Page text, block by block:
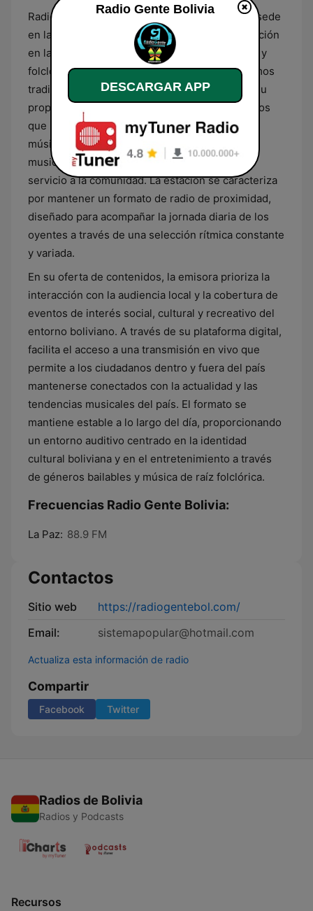
Radio Gente Bolivia es una emisora radial con sede
en la ciudad de La Paz que centra su programación
en la difusión de géneros musicales populares y
folclóricos, con un énfasis particular en los ritmos
tradicionales de la región andina y de Bolivia. Su
propuesta sonora integra una variedad de estilos
que incluyen la cumbia, el folclore nacional y
música tropical, alternando estos espacios
musicales con segmentos informativos y de
servicio a la comunidad. La estación se caracteriza
por mantener un formato de radio de proximidad,
diseñado para acompañar la jornada diaria de los
oyentes a través de una selección rítmica constante
y variada.
En su oferta de contenidos, la emisora prioriza la
interacción con la audiencia local y la cobertura de
eventos de interés social, cultural y recreativo del
entorno boliviano. A través de su plataforma digital,
facilita el acceso a una transmisión en vivo que
permite a los ciudadanos dentro y fuera del país
mantenerse conectados con la actualidad y las
tendencias musicales del país. El formato se
mantiene estable a lo largo del día, proporcionando
un entorno auditivo centrado en la identidad
cultural boliviana y en el entretenimiento a través
de géneros bailables y música de raíz folclórica.
Frecuencias Radio Gente Bolivia:
La Paz: 88.9 FM
Contactos
Sitio web
https://radiogentebol.com/
Email:
sistemapopular@hotmail.com
Actualiza esta información de radio
Compartir
Facebook Twitter
Radios de Bolivia
Radios y Podcasts
Recursos
Radio Gente Bolivia
DESCARGAR APP